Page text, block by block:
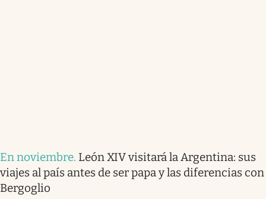
En noviembre. León XIV visitará la Argentina: sus
viajes al país antes de ser papa y las diferencias con
Bergoglio